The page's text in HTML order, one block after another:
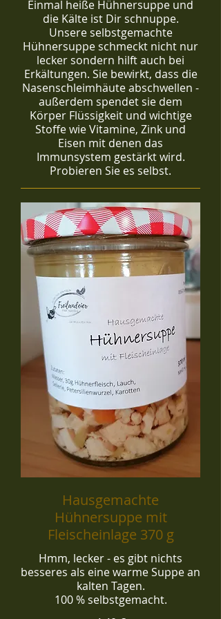
Einmal heiße Hühnersuppe und
die Kälte ist Dir schnuppe.
Unsere selbstgemachte
Hühnersuppe schmeckt nicht nur
lecker sondern hilft auch bei
Erkältungen. Sie bewirkt, dass die
Nasenschleimhäute abschwellen -
außerdem spendet sie dem
Körper Flüssigkeit und wichtige
Stoffe wie Vitamine, Zink und
Eisen mit denen das
Immunsystem gestärkt wird.
Probieren Sie es selbst.
Hausgemachte
Hühnersuppe mit
Fleischeinlage 370 g
Hmm, lecker - es gibt nichts
besseres als eine warme Suppe an
kalten Tagen.